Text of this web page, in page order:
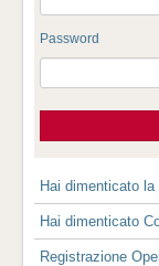
Password
Hai dimenticato la
Hai dimenticato
Registrazione